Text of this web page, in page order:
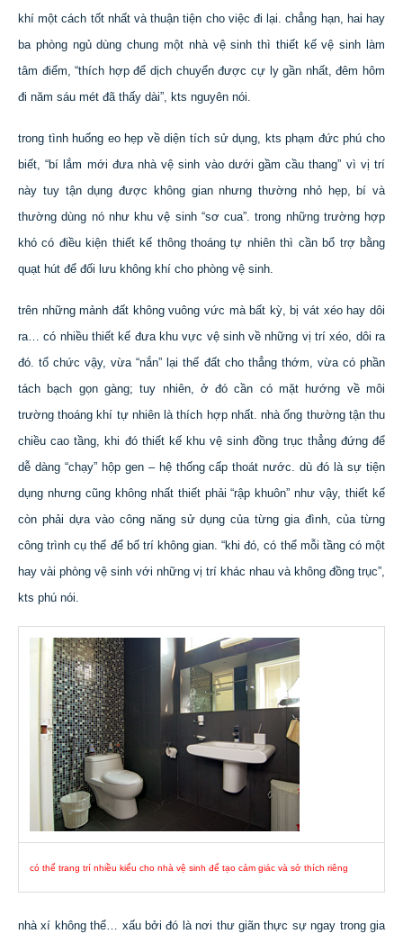
khí một cách tốt nhất và thuận tiện cho việc đi lại. chẳng hạn, hai hay
ba phòng ngủ dùng chung một nhà vệ sinh thì thiết kế vệ sinh làm
tâm điểm, “thích hợp để dịch chuyển được cự ly gần nhất, đêm hôm
đi năm sáu mét đã thấy dài”, kts nguyên nói.
trong tình huống eo hẹp về diện tích sử dụng, kts phạm đức phú cho
biết, “bí lắm mới đưa nhà vệ sinh vào dưới gầm cầu thang” vì vị trí
này tuy tận dụng được không gian nhưng thường nhỏ hẹp, bí và
thường dùng nó như khu vệ sinh “sơ cua”. trong những trường hợp
khó có điều kiện thiết kế thông thoáng tự nhiên thì cần bổ trợ bằng
quạt hút để đối lưu không khí cho phòng vệ sinh.
trên những mảnh đất không vuông vức mà bất kỳ, bị vát xéo hay dôi
ra… có nhiều thiết kế đưa khu vực vệ sinh về những vị trí xéo, dôi ra
đó. tổ chức vậy, vừa “nắn” lại thế đất cho thẳng thớm, vừa có phần
tách bạch gọn gàng; tuy nhiên, ở đó cần có mặt hướng về môi
trường thoáng khí tự nhiên là thích hợp nhất. nhà ống thường tận thu
chiều cao tầng, khi đó thiết kế khu vệ sinh đồng trục thẳng đứng để
dễ dàng “chạy” hộp gen – hệ thống cấp thoát nước. dù đó là sự tiện
dụng nhưng cũng không nhất thiết phải “rập khuôn” như vậy, thiết kế
còn phải dựa vào công năng sử dụng của từng gia đình, của từng
công trình cụ thể để bố trí không gian. “khi đó, có thể mỗi tầng có một
hay vài phòng vệ sinh với những vị trí khác nhau và không đồng trục”,
kts phú nói.
có thể trang trí nhiều kiểu cho nhà vệ sinh để tạo cảm giác và sở thích riêng
nhà xí không thể… xấu bởi đó là nơi thư giãn thực sự ngay trong gia